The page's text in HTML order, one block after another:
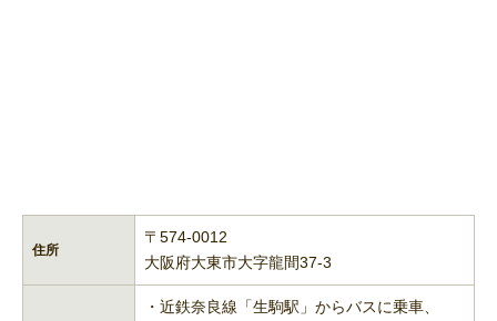
住所
〒574-0012
大阪府大東市大字龍間37-3
・近鉄奈良線「生駒駅」からバスに乗車、